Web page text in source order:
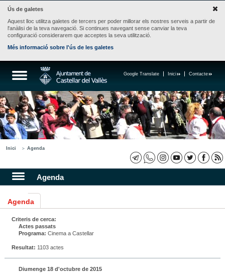
Ús de galetes
Aquest lloc utilitza galetes de tercers per poder millorar els nostres serveis a partir de
l'anàlisi de la teva navegació. Si continues navegant sense canviar la teva
configuració considerarem que acceptes la seva utilització.
Més informació sobre l'ús de les galetes
Contacte
Inici
Google Translate
Inici Agenda
Agenda
Agenda
Criteris de cerca:
Actes passats
Programa: Cinema a Castellar
Resultat: 1103 actes
Diumenge 18 d'octubre de 2015